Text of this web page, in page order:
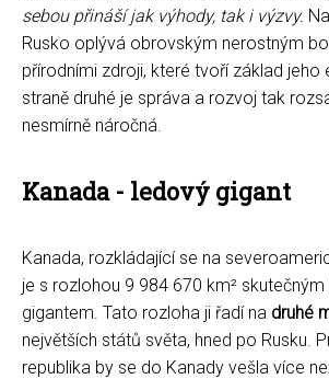
sebou přináší jak výhody, tak i výzvy.
Rusko oplývá obrovským nerostným
přírodními zdroji, které tvoří základ jeho
straně druhé je správa a rozvoj tak
nesmírně náročná.
Kanada - ledový gigant
Kanada, rozkládající se na
je s rozlohou 9 984 670 km²
gigantem. Tato rozloha ji řadí na druhé
největších států světa, hned po Rusku.
republika by se do Kanady vešla více